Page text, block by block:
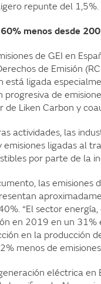
repunte del 1,5%.
menos desde
de GEI en
de Emisión
está ligada
de
de Liken Carbon y
actividades, las
ligadas al
por parte de la
las emisiones
“El sector
en 2019 en un
en la producción
menos de
eléctrica